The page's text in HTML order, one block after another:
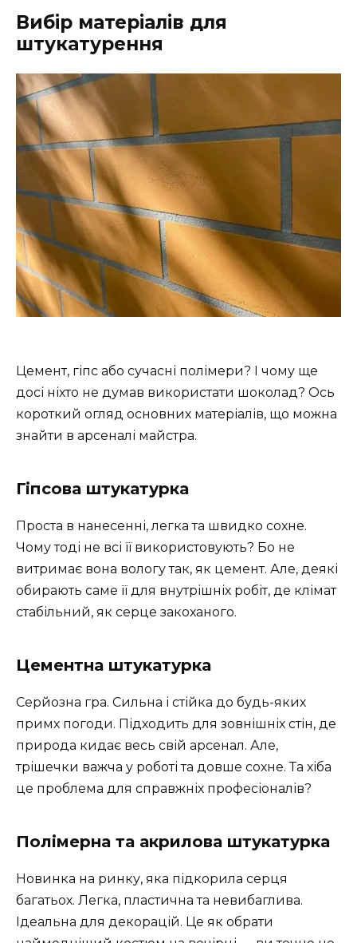
Вибір матеріалів для
штукатурення
Цемент, гіпс або сучасні полімери? І чому ще
досі ніхто не думав використати шоколад? Ось
короткий огляд основних матеріалів, що можна
знайти в арсеналі майстра.
Гіпсова штукатурка
Проста в нанесенні, легка та швидко сохне.
Чому тоді не всі її використовують? Бо не
витримає вона вологу так, як цемент. Але, деякі
обирають саме її для внутрішніх робіт, де клімат
стабільний, як серце закоханого.
Цементна штукатурка
Серйозна гра. Сильна і стійка до будь-яких
примх погоди. Підходить для зовнішніх стін, де
природа кидає весь свій арсенал. Але,
трішечки важча у роботі та довше сохне. Та хіба
це проблема для справжніх професіоналів?
Полімерна та акрилова штукатурка
Новинка на ринку, яка підкорила серця
багатьох. Легка, пластична та невибаглива.
Ідеальна для декорацій. Це як обрати